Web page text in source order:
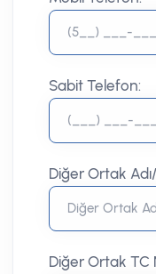
Sabit Telefon:
Diğer Ortak
Diğer Ortak TC